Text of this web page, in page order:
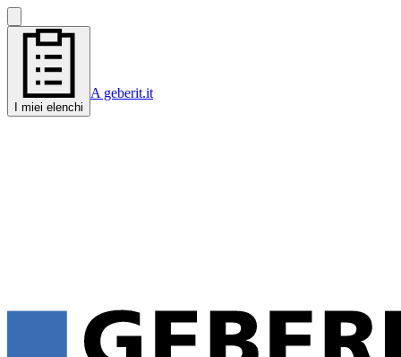
I miei elenchi
A geberit.it